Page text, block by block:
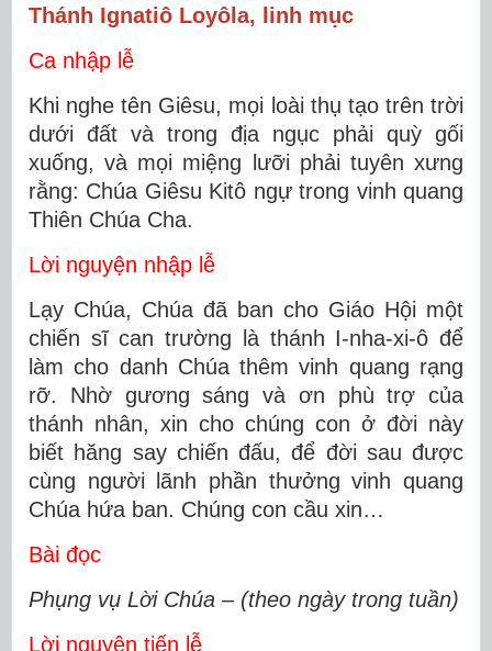
Thánh Ignatiô Loyôla, linh mục
Ca nhập lễ
Khi nghe tên Giêsu, mọi loài thụ tạo trên trời
dưới đất và trong địa ngục phải quỳ gối
xuống, và mọi miệng lưỡi phải tuyên xưng
rằng: Chúa Giêsu Kitô ngự trong vinh quang
Thiên Chúa Cha.
Lời nguyện nhập lễ
Lạy Chúa, Chúa đã ban cho Giáo Hội một
chiến sĩ can trường là thánh I-nha-xi-ô để
làm cho danh Chúa thêm vinh quang rạng
rỡ. Nhờ gương sáng và ơn phù trợ của
thánh nhân, xin cho chúng con ở đời này
biết hăng say chiến đấu, để đời sau được
cùng người lãnh phần thưởng vinh quang
Chúa hứa ban. Chúng con cầu xin…
Bài đọc
Phụng vụ Lời Chúa – (theo ngày trong tuần)
Lời nguyện tiến lễ